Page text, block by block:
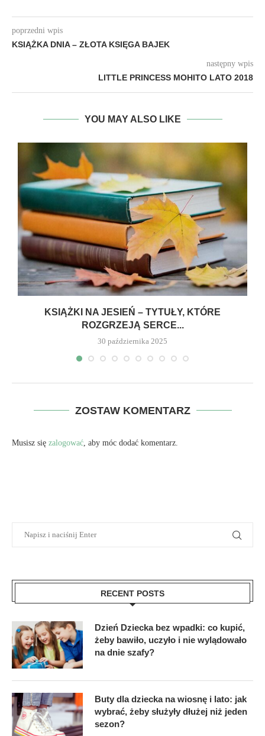
poprzedni wpis
KSIĄŻKA DNIA – ZŁOTA KSIĘGA BAJEK
następny wpis
LITTLE PRINCESS MOHITO LATO 2018
YOU MAY ALSO LIKE
KSIĄŻKI NA JESIEŃ – TYTUŁY, KTÓRE
ROZGRZEJĄ SERCE...
30 października 2025
ZOSTAW KOMENTARZ
Musisz się zalogować , aby móc dodać komentarz.
RECENT POSTS
Dzień Dziecka bez wpadki: co kupić,
żeby bawiło, uczyło i nie wylądowało
na dnie szafy?
Buty dla dziecka na wiosnę i lato: jak
wybrać, żeby służyły dłużej niż jeden
sezon?